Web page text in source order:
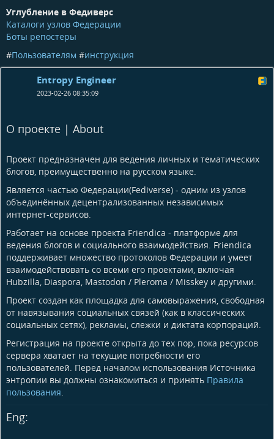
Углубление в Федиверс
Каталоги узлов Федерации
Боты репостеры
#Пользователям #инструкция
Entropy Engineer
2023-02-26 08:35:09
О проекте | About
Проект предназначен для ведения личных и тематических
блогов, преимущественно на русском языке.
Является частью Федерации(Fediverse) - одним из узлов
объединённых децентрализованных независимых
интернет-сервисов.
Работает на основе проекта Friendica - платформе для
ведения блогов и социального взаимодействия. Friendica
поддерживает множество протоколов Федерации и умеет
взаимодействовать со всеми его проектами, включая
Hubzilla, Diaspora, Mastodon / Pleroma / Misskey и другими.
Проект создан как площадка для самовыражения, свободная
от навязывания социальных связей (как в классических
социальных сетях), рекламы, слежки и диктата корпораций.
Регистрация на проекте открыта до тех пор, пока ресурсов
сервера хватает на текущие потребности его
пользователей. Перед началом использования Источника
энтропии вы должны ознакомиться и принять Правила
пользования.
Eng: